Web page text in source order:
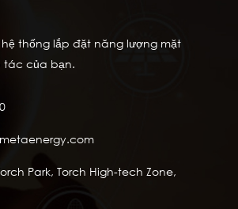
thống lắp đặt năng lượng mặt
tác của bạn.
Park, Torch High-tech Zone,